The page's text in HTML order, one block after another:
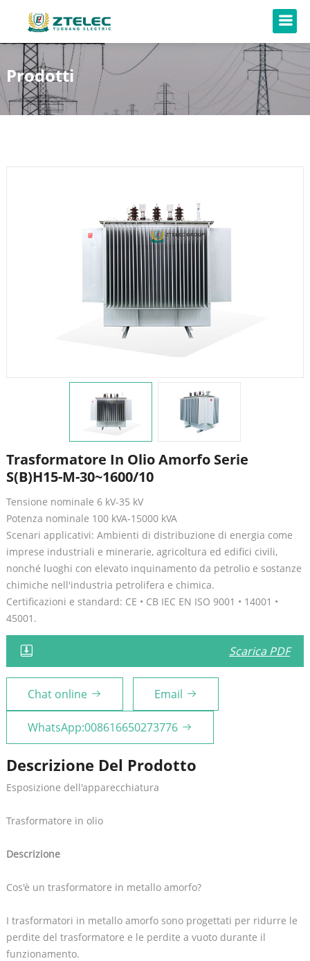
Prodotti
Trasformatore In Olio Amorfo Serie
S(B)H15-M-30~1600/10
Tensione nominale 6 kV-35 kV
Potenza nominale 100 kVA-15000 kVA
Scenari applicativi: Ambienti di distribuzione di energia come
imprese industriali e minerarie, agricoltura ed edifici civili,
nonché luoghi con elevato inquinamento da petrolio e sostanze
chimiche nell'industria petrolifera e chimica.
Certificazioni e standard: CE • CB IEC EN ISO 9001 • 14001 •
45001.
Scarica PDF
Chat online Email
WhatsApp:008616650273776
Descrizione Del Prodotto
Esposizione dell'apparecchiatura
Trasformatore in olio
Descrizione
Cos'è un trasformatore in metallo amorfo?
I trasformatori in metallo amorfo sono progettati per ridurre le
perdite del trasformatore e le perdite a vuoto durante il
funzionamento.